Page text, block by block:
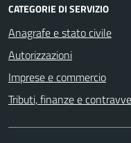
CATEGORIE DI SERVIZIO
Anagrafe e stato civile
Autorizzazioni
Imprese e commercio
Tributi, finanze e